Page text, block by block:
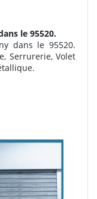
le 95520.
dans le 95520.
Serrurerie, Volet